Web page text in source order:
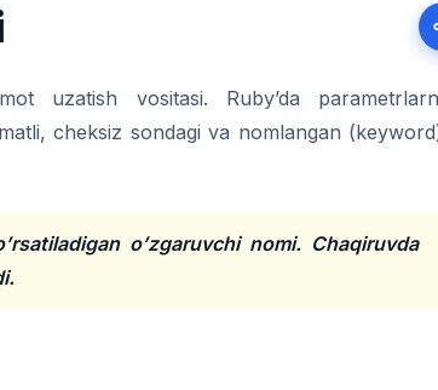
uzatish vositasi. Ruby’da
cheksiz sondagi va nomlangan
o’zgaruvchi nomi. Chaqiruvda